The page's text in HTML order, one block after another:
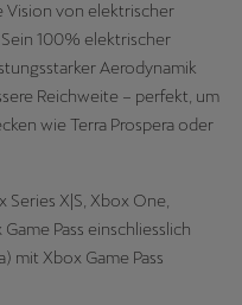
Vision von elektrischer
100% elektrischer
Aerodynamik
Reichweite – perfekt, um
wie Terra Prospera oder
X|S, Xbox One,
Pass einschliesslich
mit Xbox Game Pass